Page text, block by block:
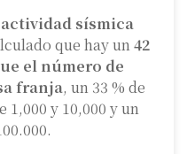
actividad sísmica
que hay un42
el número de
franja, un 33 % de
1,000 y 10,000 y un